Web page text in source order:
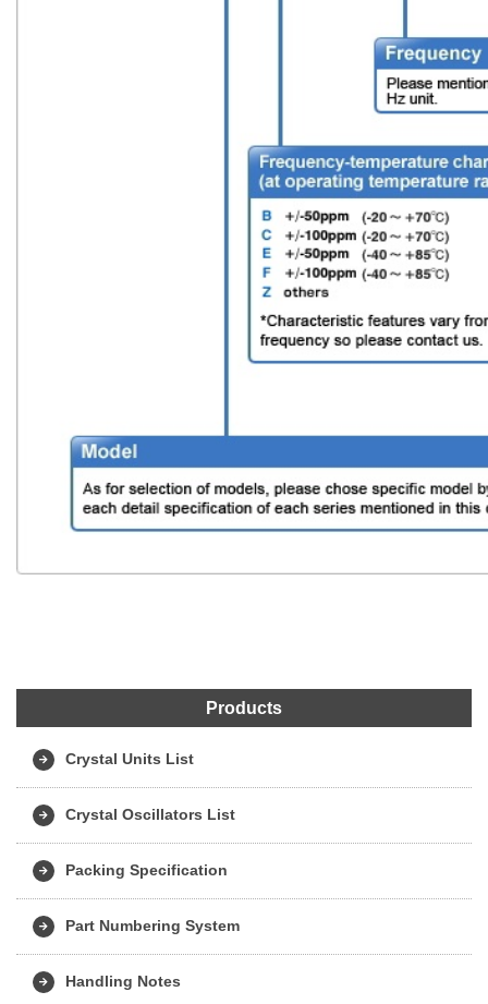
Products
Crystal Units List
Crystal Oscillators List
Packing Specification
Part Numbering System
Handling Notes